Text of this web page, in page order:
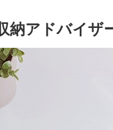
納アドバイザ